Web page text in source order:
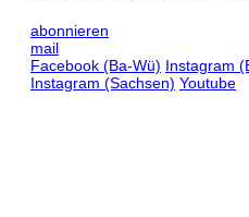
abonnieren
mail
Facebook (Ba-Wü) Instagram
Instagram (Sachsen) Youtube